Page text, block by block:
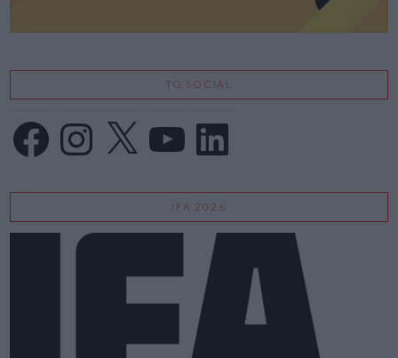
TG SOCIAL
FacebookInstagram
X LinkedIn
IFA 2026